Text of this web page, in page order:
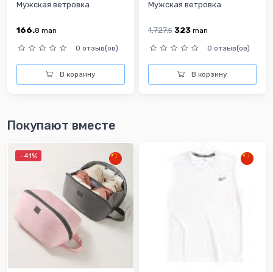
Мужская ветровка
166.8 man
0 отзыв(ов)
В корзину
Мужская ветровка
1,727.5 323 man
0 отзыв(ов)
В корзину
Покупают вместе
-41%